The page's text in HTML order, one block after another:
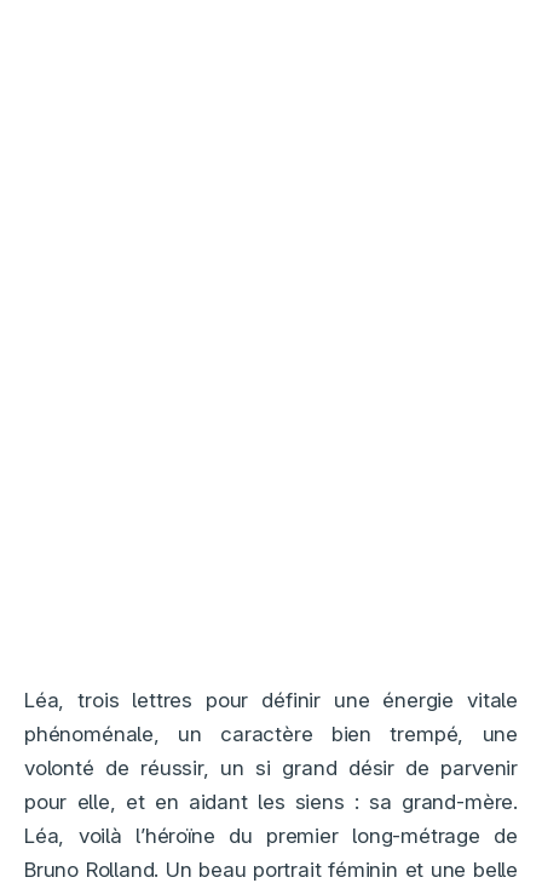
Léa, trois lettres pour définir une énergie vitale
phénoménale, un caractère bien trempé, une
volonté de réussir, un si grand désir de parvenir
pour elle, et en aidant les siens : sa grand-mère.
Léa, voilà l’héroïne du premier long-métrage de
Bruno Rolland. Un beau portrait féminin et une belle